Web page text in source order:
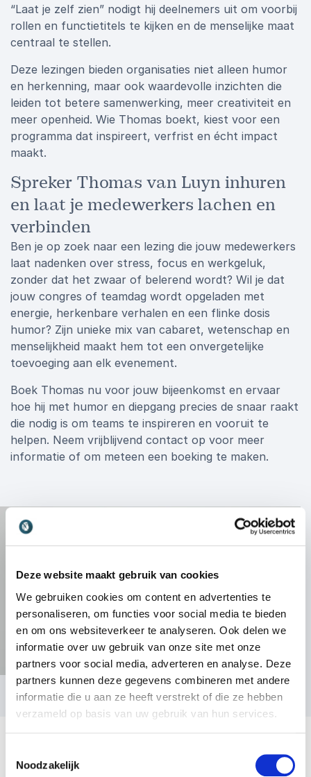
Deze website maakt gebruik van cookies
We gebruiken cookies om content en advertenties te
personaliseren, om functies voor social media te bieden
en om ons websiteverkeer te analyseren. Ook delen we
informatie over uw gebruik van onze site met onze
partners voor social media, adverteren en analyse. Deze
partners kunnen deze gegevens combineren met andere
informatie die u aan ze heeft verstrekt of die ze hebben
verzameld op basis van uw gebruik van hun services.
Noodzakelijk
“Laat je zelf zien” nodigt hij deelnemers uit om voorbij
rollen en functietitels te kijken en de menselijke maat
centraal te stellen.
Deze lezingen bieden organisaties niet alleen humor
en herkenning, maar ook waardevolle inzichten die
leiden tot betere samenwerking, meer creativiteit en
meer openheid. Wie Thomas boekt, kiest voor een
programma dat inspireert, verfrist en écht impact
maakt.
Spreker Thomas van Luyn inhuren
en laat je medewerkers lachen en
verbinden
Ben je op zoek naar een lezing die jouw medewerkers
laat nadenken over stress, focus en werkgeluk,
zonder dat het zwaar of belerend wordt? Wil je dat
jouw congres of teamdag wordt opgeladen met
energie, herkenbare verhalen en een flinke dosis
humor? Zijn unieke mix van cabaret, wetenschap en
menselijkheid maakt hem tot een onvergetelijke
toevoeging aan elk evenement.
Boek Thomas nu voor jouw bijeenkomst en ervaar
hoe hij met humor en diepgang precies de snaar raakt
die nodig is om teams te inspireren en vooruit te
helpen. Neem vrijblijvend contact op voor meer
informatie of om meteen een boeking te maken.